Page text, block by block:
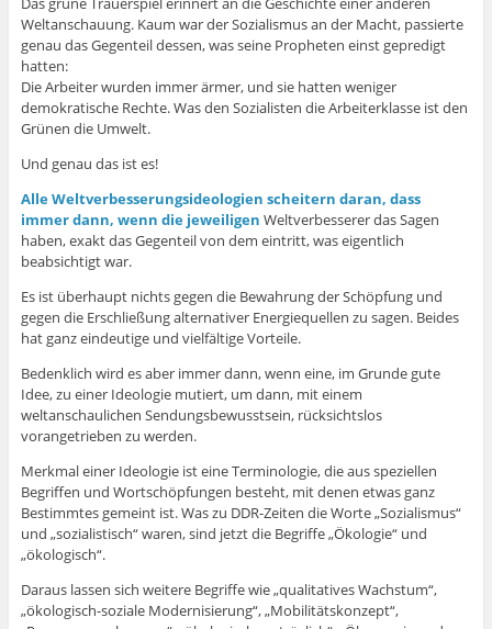
Weltanschauung. Kaum war der Sozialismus an der Macht, passierte
genau das Gegenteil dessen, was seine Propheten einst gepredigt
hatten:
Die Arbeiter wurden immer ärmer, und sie hatten weniger
demokratische Rechte. Was den Sozialisten die Arbeiterklasse ist den
Grünen die Umwelt.
Und genau das ist es!
Alle Weltverbesserungsideologien scheitern daran, dass
immer dann, wenn die jeweiligen Weltverbesserer das Sagen
haben, exakt das Gegenteil von dem eintritt, was eigentlich
beabsichtigt war.
Es ist überhaupt nichts gegen die Bewahrung der Schöpfung und
gegen die Erschließung alternativer Energiequellen zu sagen. Beides
hat ganz eindeutige und vielfältige Vorteile.
Bedenklich wird es aber immer dann, wenn eine, im Grunde gute
Idee, zu einer Ideologie mutiert, um dann, mit einem
weltanschaulichen Sendungsbewusstsein, rücksichtslos
vorangetrieben zu werden.
Merkmal einer Ideologie ist eine Terminologie, die aus speziellen
Begriffen und Wortschöpfungen besteht, mit denen etwas ganz
Bestimmtes gemeint ist. Was zu DDR-Zeiten die Worte „Sozialismus“
und „sozialistisch“ waren, sind jetzt die Begriffe „Ökologie“ und
„ökologisch“.
Daraus lassen sich weitere Begriffe wie „qualitatives Wachstum“,
„ökologisch-soziale Modernisierung“, „Mobilitätskonzept“,